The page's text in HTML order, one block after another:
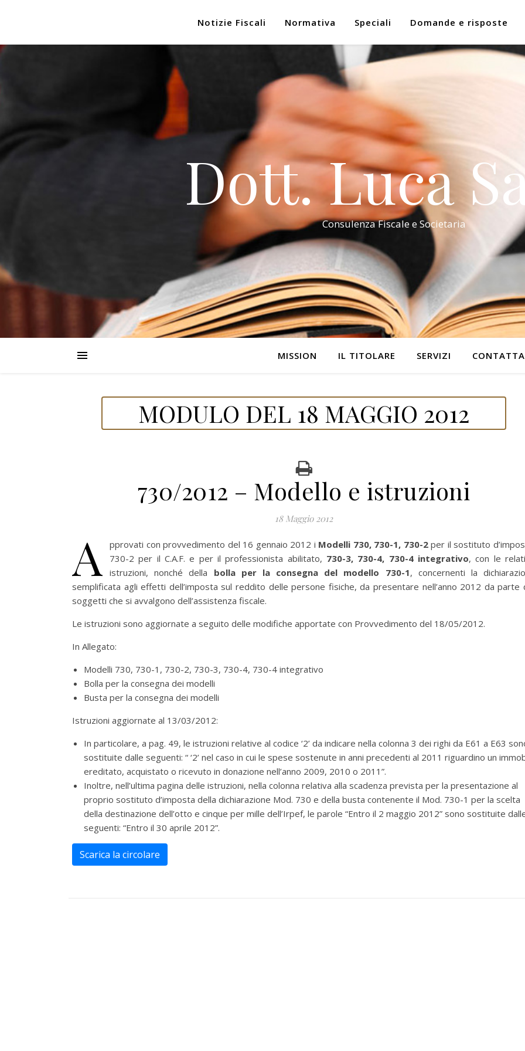
Notizie Fiscali Normativa Speciali Domande e risposte
Dott. Luca
Consulenza Fiscale e Societaria
MISSION IL TITOLARE SERVIZI
MODULO DEL 18 MAGGIO 2012
730/2012 – Modello e istruzioni
18 Maggio 2012
A pprovati con provvedimento del 16 gennaio 2012 i Modelli 730, 730-1, 730-2per il sostituto
730-2 per il C.A.F. e per il professionista abilitato, 730-3, 730-4, 730-4 integrativo, con le
istruzioni, nonché della bolla per la consegna del modello 730-1, concernenti la
semplificata agli effetti dell’imposta sul reddito delle persone fisiche, da presentare nell’anno 2012 da parte
soggetti che si avvalgono dell’assistenza fiscale.
Le istruzioni sono aggiornate a seguito delle modifiche apportate con Provvedimento del 18/05/2012.
In Allegato:
Modelli 730, 730-1, 730-2, 730-3, 730-4, 730-4 integrativo
Bolla per la consegna dei modelli
Busta per la consegna dei modelli
Istruzioni aggiornate al 13/03/2012:
In particolare, a pag. 49, le istruzioni relative al codice ‘2’ da indicare nella colonna 3 dei righi da E61 a E63
sostituite dalle seguenti: “ ‘2’ nel caso in cui le spese sostenute in anni precedenti al 2011 riguardino un
ereditato, acquistato o ricevuto in donazione nell’anno 2009, 2010 o 2011”.
Inoltre, nell’ultima pagina delle istruzioni, nella colonna relativa alla scadenza prevista per la presentazione al
proprio sostituto d’imposta della dichiarazione Mod. 730 e della busta contenente il Mod. 730-1 per la scelta
della destinazione dell’otto e cinque per mille dell’Irpef, le parole “Entro il 2 maggio 2012” sono sostituite
seguenti: “Entro il 30 aprile 2012”.
Scarica la circolare